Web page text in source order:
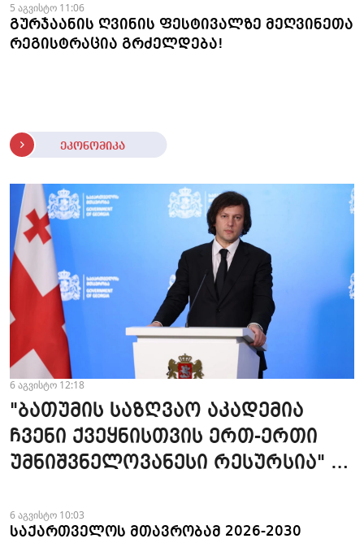
5 აგვისტო 11:06
გურჯაანის ღვინის ფესტივალზე მეღვინეთა
რეგისტრაცია გრძელდება!
ეკონომიკა
6 აგვისტო 12:18
"ბათუმის საზღვაო აკადემია
ჩვენი ქვეყნისთვის ერთ-ერთი
უმნიშვნელოვანესი რესურსია" -
6 აგვისტო 10:03
საქართველოს მთავრობამ 2026-2030